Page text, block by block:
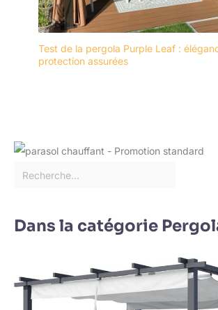
Test de la pergola Purple Leaf :
protection assurées
Dans la catégorie